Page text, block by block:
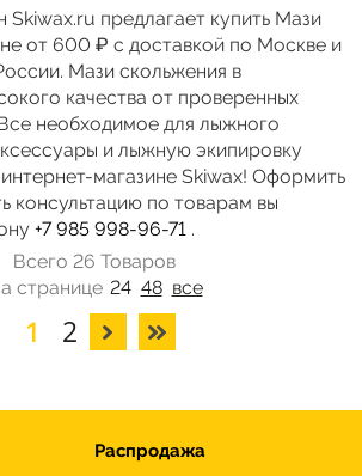
Skiwax.ru предлагает купить Мази
от 600 ₽ с доставкой по Москве и
Мази скольжения в
качества от проверенных
необходимое для лыжного
и лыжную экипировку
магазине Skiwax! Оформить
консультацию по товарам вы
+7 985 998-96-71 .
1 2
Всего 26 Товаров
странице 24 48 все
Распродажа